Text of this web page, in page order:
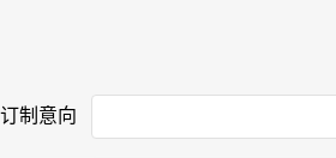
订制意向